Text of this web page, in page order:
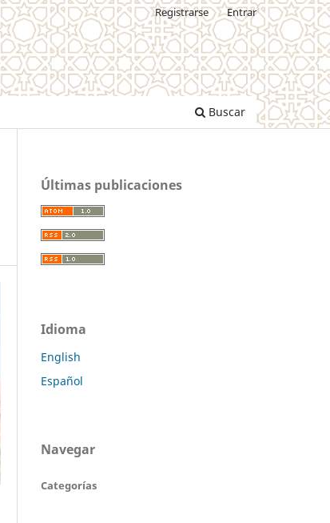
Buscar
Registrarse Entrar
Últimas publicaciones
Idioma
English
Español
Navegar
Categorías